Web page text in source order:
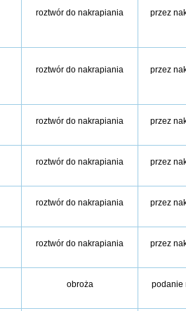
roztwór do nakrapiania przez
roztwór do nakrapiania przez
roztwór do nakrapiania przez
roztwór do nakrapiania przez
roztwór do nakrapiania przez
roztwór do nakrapiania przez
obroża podanie